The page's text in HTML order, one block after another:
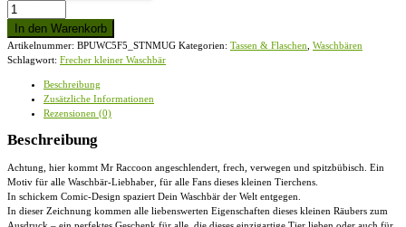
Mr.
Racoon
-
Waschbär
-
In den Warenkorb
Artikelnummer: BPUWC5F5_STNMUG Kategorien: Tassen & Flaschen Waschbären
Schlagwort: Frecher kleiner Waschbär
Beschreibung
Zusätzliche Informationen
Rezensionen (0)
Beschreibung
Achtung, hier kommt Mr Raccoon angeschlendert, frech, verwegen und spitzbübisch. Ein
Motiv für alle Waschbär-Liebhaber, für alle Fans dieses kleinen Tierchens.
In schickem Comic-Design spaziert Dein Waschbär der Welt entgegen.
In dieser Zeichnung kommen alle liebenswerten Eigenschaften dieses kleinen Räubers zum